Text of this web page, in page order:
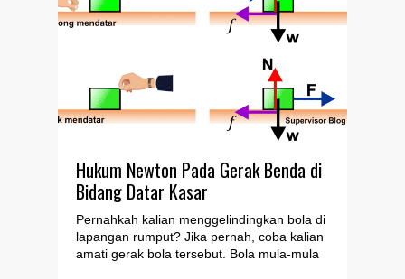
Hukum Newton Pada Gerak Benda di
Bidang Datar Kasar
Pernahkah kalian menggelindingkan bola di
lapangan rumput? Jika pernah, coba kalian
amati gerak bola tersebut. Bola mula-mula